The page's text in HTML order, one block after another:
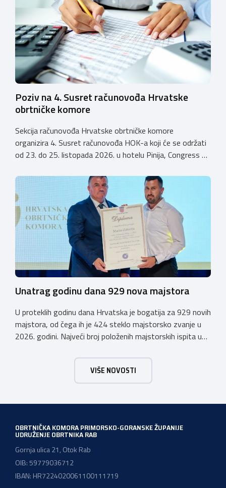
kvalitetno i sigurno stjecanje praktičnih znanja, a
istodobno ulagali u razvoj […]
Poziv na 4. Susret računovođa Hrvatske
obrtničke komore
Sekcija računovođa Hrvatske obrtničke komore
organizira 4. Susret računovođa HOK-a koji će se održati
od 23. do 25. listopada 2026. u hotelu Pinija, Congress &
otvoren u petak, 23. listopada 2026. u
poslijepodnevnim, uz uvodno predavanje i pozdrav
domaćina. Tijekom subote, 24. listopada, održavat će se
predavanja, interaktivne radionice te okrugli stolovi na
aktualne teme. […]
Unatrag godinu dana 929 nova majstora
U proteklih godinu dana Hrvatska je bogatija za 929 novih
majstora, od čega ih je 424 steklo majstorsko zvanje u
2026. godini. Najveći broj položenih majstorskih ispita u
majstor elektroinstalater, majstor frizer, majstor
vodoinstalatera, instalatera grijanja i klimatizacije te
majstora automehaničara. Najveći broj navedenih
VIŠE NOVOSTI
OBRTNIČKA KOMORA PRIMORSKO-GORANSKE ŽUPANIJE
UDRUŽENJE OBRTNIKA RAB
Gornja ulica 21, Otok Rab
OIB: 59779036712
IBAN: HR7224020061100111719